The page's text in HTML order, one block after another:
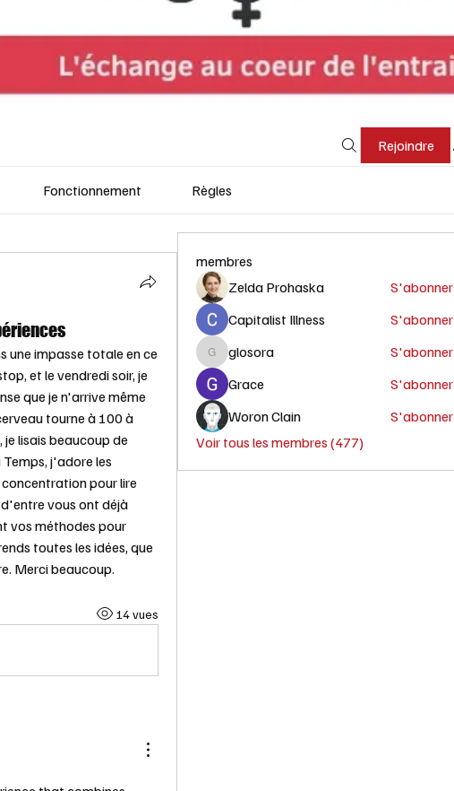
Rejoindre
Fonctionnement Règles
une impasse totale en ce
et le vendredi soir, je
que je n'arrive même
tourne à 100 à
lisais beaucoup de
j'adore les
pour lire
vous ont déjà
vos méthodes pour
toutes les idées, que
Merci beaucoup.
14 vues
membres
Zelda Prohaska
S'abonner
Capitalist Illness
S'abonner
glosora
glosora
S'abonner
Grace
S'abonner
Woron Clain
S'abonner
Voir tous les membres (477)